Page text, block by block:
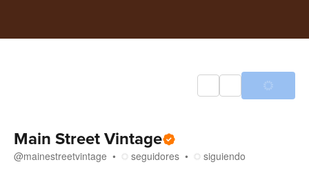
Main Street Vintage
@mainestreetvintage seguidores
siguiendo